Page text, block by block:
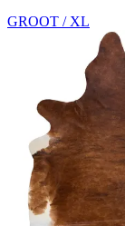
GROOT / XL